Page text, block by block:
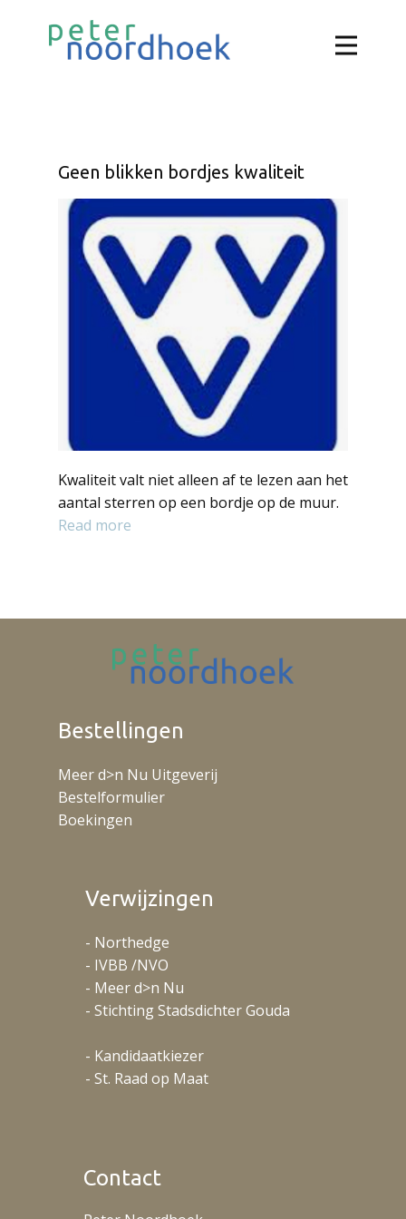
Geen blikken bordjes kwaliteit
Kwaliteit valt niet alleen af te lezen aan het
aantal sterren op een bordje op de muur.
Read more
Bestellingen
Meer d>n Nu Uitgeverij
Bestelformulier
Boekingen
Verwijzingen
- Northedge
- IVBB /NVO
- Meer d>n Nu
- Stichting Stadsdichter Gouda
- Kandidaatkiezer
- St. Raad op Maat
Contact